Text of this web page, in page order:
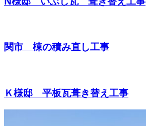
関市 棟の積み直し工事
Ｋ様邸 平板瓦葺き替え工事